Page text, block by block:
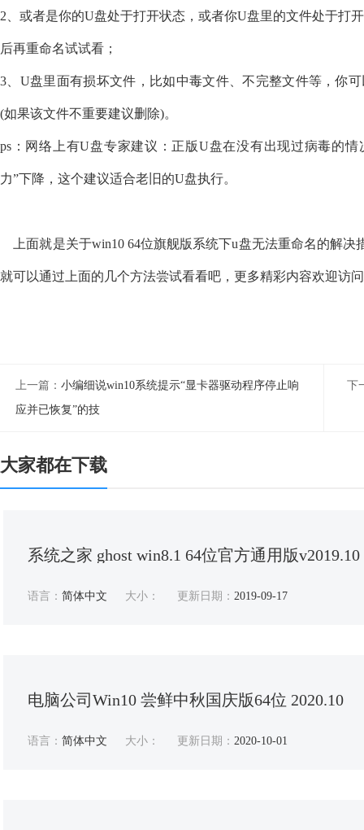
2、或者是你的U盘处于打开状态，或者你U盘里的文件处于打
后再重命名试试看；
3、U盘里面有损坏文件，比如中毒文件、不完整文件等，你
(如果该文件不重要建议删除)。
ps：网络上有U盘专家建议：正版U盘在没有出现过病毒的
力”下降，这个建议适合老旧的U盘执行。
上面就是关于win10 64位旗舰版系统下u盘无法重命名的解决
就可以通过上面的几个方法尝试看看吧，更多精彩内容欢迎访
上一篇： 小编细说win10系统提示“显卡器驱动程序停止响
应并已恢复”的技
下
大家都在下载
系统之家 ghost win8.1 64位官方通用版v2019.10
语言： 简体中文 大小： 更新日期： 2019-09-17
电脑公司Win10 尝鲜中秋国庆版64位 2020.10
语言： 简体中文 大小： 更新日期： 2020-10-01